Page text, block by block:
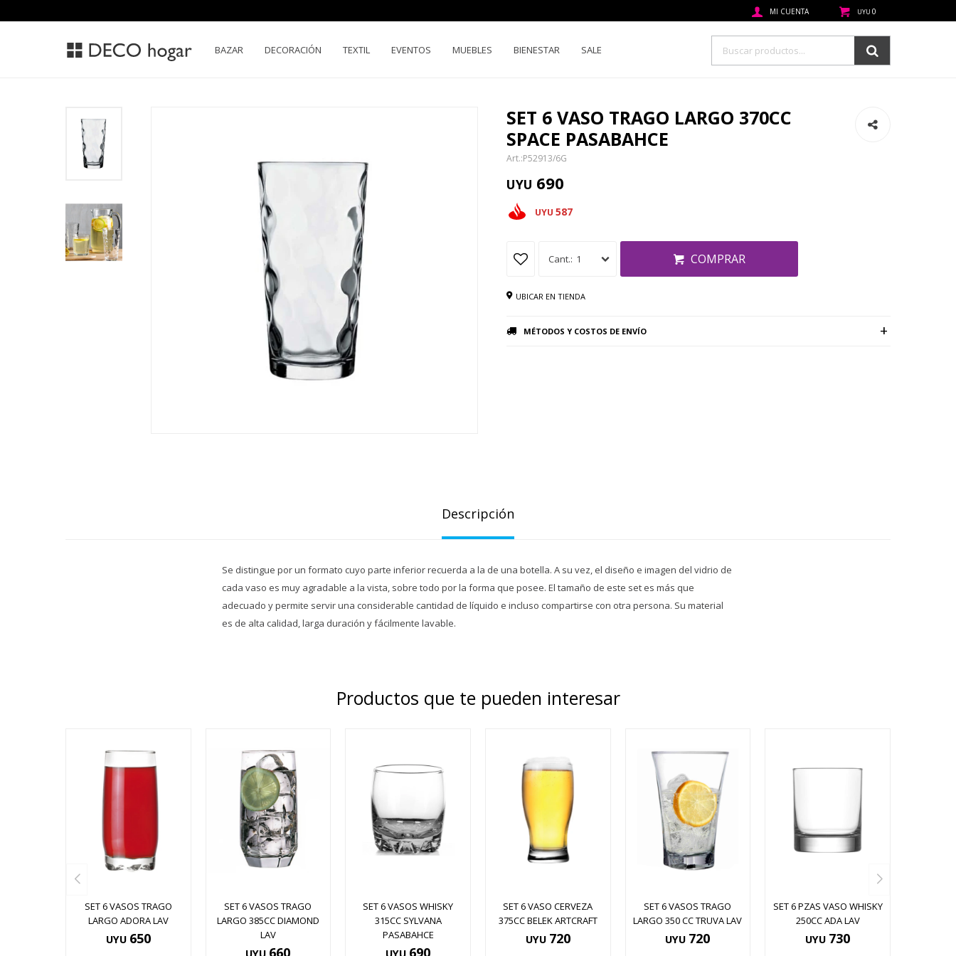
BAZAR DECORACIÓN TEXTIL EVENTOS MUEBLES BIENESTAR SALE
UYU 0
SET 6 VASO TRAGO LARGO 370CC
SPACE PASABAHCE
P52913/6G
UYU 690
UYU 587
1 COMPRAR
UBICAR EN TIENDA
MÉTODOS Y COSTOS DE ENVÍO
Descripción
Se distingue por un formato cuyo parte inferior recuerda a la de una botella. A su vez, el diseño e imagen del vidrio de
cada vaso es muy agradable a la vista, sobre todo por la forma que posee. El tamaño de este set es más que
adecuado y permite servir una considerable cantidad de líquido e incluso compartirse con otra persona. Su material
es de alta calidad, larga duración y fácilmente lavable.
Productos que te pueden interesar
SET 6 VASOS TRAGO
LARGO ADORA LAV
UYU 650
SET 6 VASOS TRAGO
LARGO 385CC DIAMOND
LAV
SET 6 VASOS WHISKY
315CC SYLVANA
PASABAHCE
SET 6 VASO CERVEZA
375CC BELEK ARTCRAFT
UYU 720
SET 6 VASOS TRAGO
LARGO 350 CC TRUVA LAV
UYU 720
SET 6 PZAS VASO WHISKY
250CC ADA LAV
UYU 730